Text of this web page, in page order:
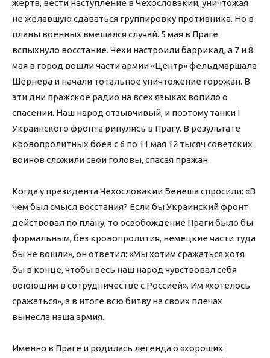
жертв, вести наступление в Чехословакии, уничтожая
не желавшую сдаваться группировку противника. Но в
планы военных вмешался случай. 5 мая в Праге
вспыхнуло восстание. Чехи настроили баррикад, а 7 и 8
мая в город вошли части армии «Центр» фельдмаршала
Шернера и начали тотальное уничтожение горожан. В
эти дни пражское радио на всех языках вопило о
спасении. Наш народ отзывчивый, и поэтому танки I
Украинского фронта ринулись в Прагу. В результате
кровопролитных боев с 6 по 11 мая 12 тысяч советских
воинов сложили свои головы, спасая пражан.
Когда у президента Чехословакии Бенеша спросили: «В
чем был смысл восстания? Если бы Украинский фронт
действовал по плану, то освобождение Праги было бы
формальным, без кровопролития, немецкие части туда
бы не вошли», он ответил: «Мы хотим сражаться хотя
бы в конце, чтобы весь наш народ чувствовал себя
воюющим в сотрудничестве с Россией». Им «хотелось
сражаться», а в итоге всю битву на своих плечах
вынесла наша армия.
Именно в Праге и родилась легенда о «хороших